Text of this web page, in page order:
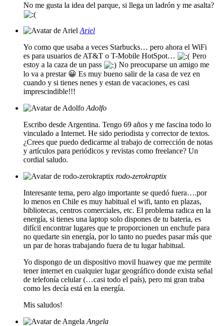
No me gusta la idea del parque, si llega un ladrón y me asalta?
Ariel
Yo como que usaba a veces Starbucks… pero ahora el WiFi
es para usuarios de AT&T o T-Mobile HotSpot…
Pero
estoy a la caza de un pass
No preocuparse un amigo me
lo va a prestar 😀 Es muy bueno salir de la casa de vez en
cuando y si tienes nenes y estan de vacaciones, es casi
imprescindible!!!
Adolfo
Escribo desde Argentina. Tengo 69 años y me fascina todo lo
vinculado a Internet. He sido periodista y corrector de textos.
¿Crees que puedo dedicarme al trabajo de corrección de notas
y artículos para periódicos y revistas como freelance? Un
cordial saludo.
rodo-zerokraptix
Interesante tema, pero algo importante se quedó fuera….por
lo menos en Chile es muy habitual el wifi, tanto en plazas,
bibliotecas, centros comerciales, etc. El problema radica en la
energía, si tienes una laptop solo dispones de tu bateria, es
difícil encontrar lugares que te proporcionen un enchufe para
no quedarte sin energía, por lo tanto no puedes pasar más que
un par de horas trabajando fuera de tu lugar habitual.
Yo dispongo de un dispositivo movil huawey que me permite
tener internet en cualquier lugar geográfico donde exista señal
de telefonía celular (…casi todo el país), pero mi gran traba
como les decía está en la energía.
Mis saludos!
Angela